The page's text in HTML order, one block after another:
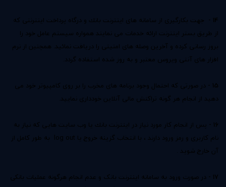
14 -
جهت بكارگیری از سامانه های اینترنت بانك و درگاه پرداخت اینترنتی كه
از طریق بستر اینترنت ارائه خدمات می نمایند همواره سیستم عامل خود را
بروز رسانی كرده و آخرین وصله های امنیتی را دریافت نمائید. همچنین از نرم
افزار های آنتی ویروس معتبر و به روز شده استفاده گردد.
15 -
در صورتی که احتمال وجود برنامه های مخرب را بر روی کامپیوتر خود می
دهید از انجام هر گونه تراکنش مالی آنلاین خودداری نمایید.
16 -
پس از انجام کار مورد نیاز در اینترنت بانك یا وب سایت هایی که نیاز به
نام كاربری و رمز ورود دارند ، با انتخاب گزینه خروج یا log out به طور کامل از
آن خارج شوید .
17 -
در صورت ورود به سامانه اینترنت بانک و عدم انجام هرگونه عملیات بانکی